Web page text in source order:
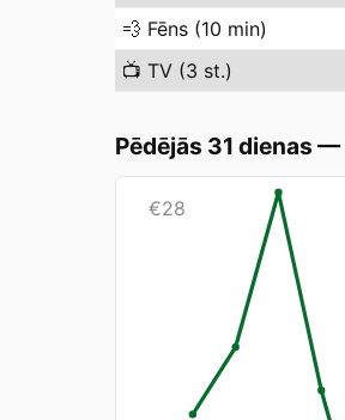
💨 Fēns (10 min)
📺 TV (3 st.)
Pēdējās 31 dienas —
€28